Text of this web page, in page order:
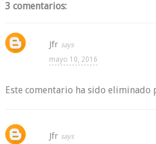
3 comentarios:
Jfr
mayo 10, 2016
Este comentario ha sido eliminado
Jfr